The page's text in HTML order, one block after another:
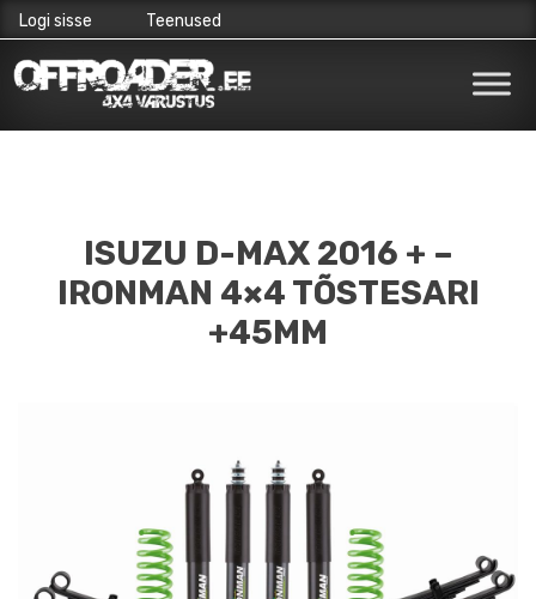
to
Logi sisse Teenused
ISUZU D-MAX 2016 + –
IRONMAN 4×4 TÕSTESARI
+45MM